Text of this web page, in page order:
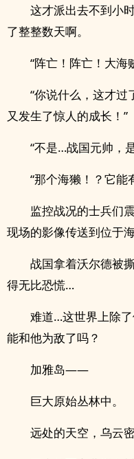
这才派出去不到小
了整整数天啊。
“阵亡！阵亡！大海
“你说什么，这才过
又发生了惊人的成长！”
“不是…战国元帅，
“那个海獭！？它
监控战况的士兵们
现场的影像传送到位于
战国拿着沃尔德被
得无比恐慌…
难道…这世界上除
能和他为敌了吗？
加雅岛——
巨大原始丛林中。
远处的天空，乌云